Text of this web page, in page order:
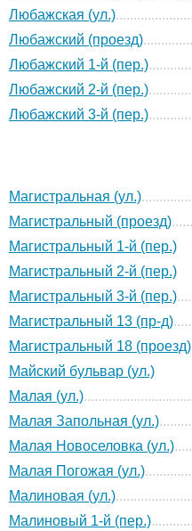
Любажская (ул.)
Любажский (проезд)
Любажский 1-й (пер.)
Любажский 2-й (пер.)
Любажский 3-й (пер.)
Магистральная (ул.)
Магистральный (проезд)
Магистральный 1-й (пер.)
Магистральный 2-й (пер.)
Магистральный 3-й (пер.)
Магистральный 13 (пр-д)
Магистральный 18 (проезд)
Майский бульвар (ул.)
Малая (ул.)
Малая Запольная (ул.)
Малая Новоселовка (ул.)
Малая Погожая (ул.)
Малиновая (ул.)
Малиновый 1-й (пер.)